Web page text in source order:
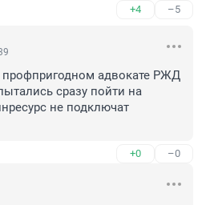
+4 –5
профпригодном адвокате РЖД
сразу пойти на
не подключат
+0 –0